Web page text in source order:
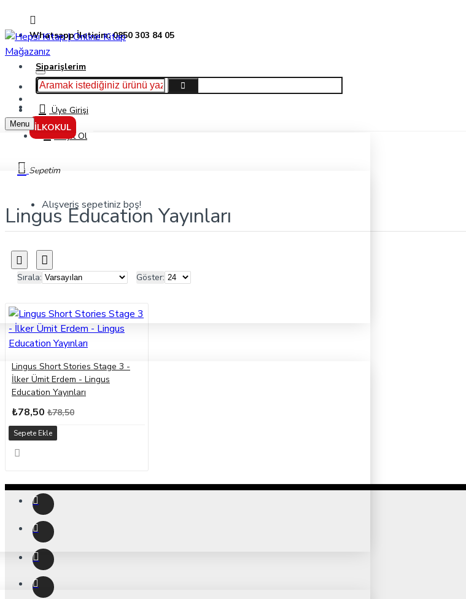
Whatsapp İletişim: 0850 303 84 05
Siparişlerim
Hakkımızda
İletişimÜye Girişi
Kayıt Ol
Sepetim
Alışveriş sepetiniz boş!
İLKOKUL
Menu
Markalar
Lingus Education Yayınları
Sırala: Göster:
Lingus Short Stories Stage 3 -
İlker Ümit Erdem - Lingus
Education Yayınları
₺78,50 ₺78,50
Sepete Ekle